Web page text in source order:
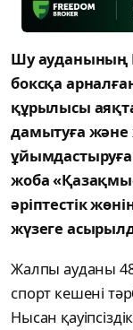
Шу ауданының
боксқа
құрылысы
дамытуға және
ұйымдастыруға
жоба
әріптестік
жүзеге
Жалпы ауданы
спорт кешені
Нысан